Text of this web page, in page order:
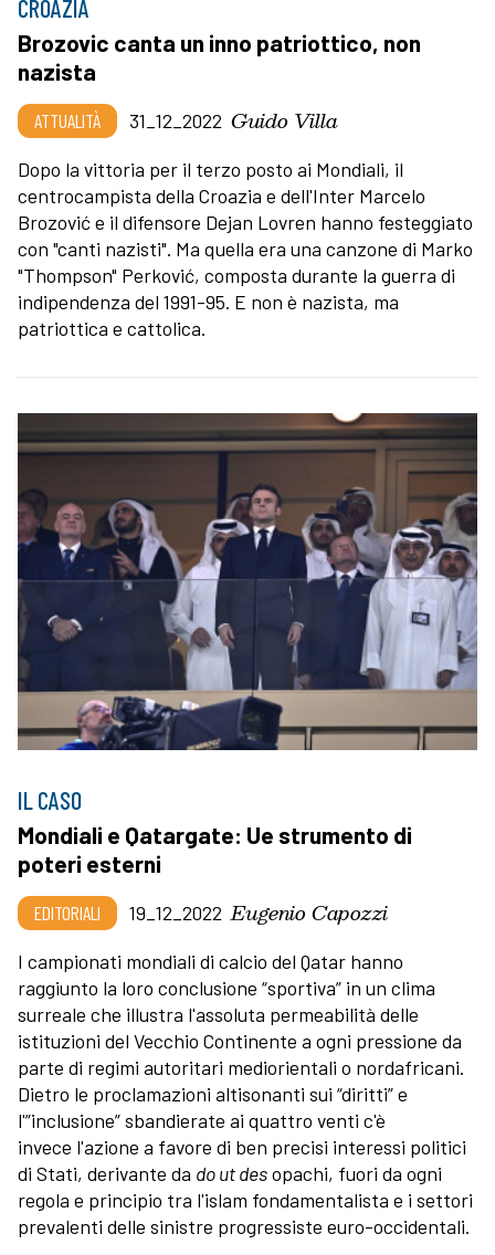
CROAZIA
Brozovic canta un inno patriottico, non
nazista
ATTUALITÀ 31_12_2022 Guido Villa
Dopo la vittoria per il terzo posto ai Mondiali, il
centrocampista della Croazia e dell'Inter Marcelo
Brozović e il difensore Dejan Lovren hanno festeggiato
con "canti nazisti". Ma quella era una canzone di Marko
"Thompson" Perković, composta durante la guerra di
indipendenza del 1991-95. E non è nazista, ma
patriottica e cattolica.
IL CASO
Mondiali e Qatargate: Ue strumento di
poteri esterni
EDITORIALI 19_12_2022 Eugenio Capozzi
I campionati mondiali di calcio del Qatar hanno
raggiunto la loro conclusione “sportiva” in un clima
surreale che illustra l'assoluta permeabilità delle
istituzioni del Vecchio Continente a ogni pressione da
parte di regimi autoritari mediorientali o nordafricani.
Dietro le proclamazioni altisonanti sui “diritti” e
l'”inclusione” sbandierate ai quattro venti c'è
invece l'azione a favore di ben precisi interessi politici
di Stati, derivante da do ut desopachi, fuori da ogni
regola e principio tra l'islam fondamentalista e i settori
prevalenti delle sinistre progressiste euro-occidentali.